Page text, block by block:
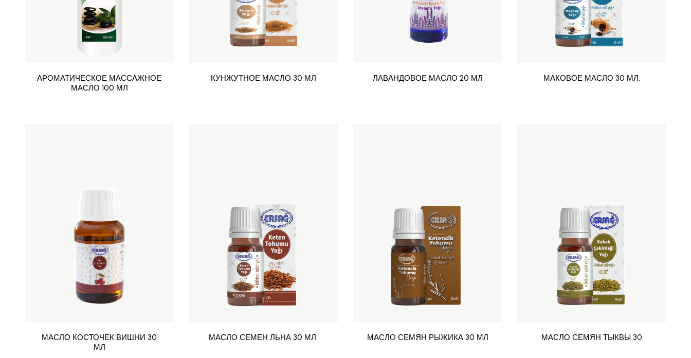
АРОМАТИЧЕСКОЕ МАССАЖНОЕ
МАСЛО 100 МЛ
КУНЖУТНОЕ МАСЛО 30 МЛ ЛАВАНДОВОЕ МАСЛО 20 МЛ МАКОВОЕ МАСЛО 30 МЛ.
МАСЛО КОСТОЧЕК ВИШНИ 30
МЛ
МАСЛО СЕМЕН ЛЬНА 30 МЛ. МАСЛО СЕМЯН РЫЖИКА 30 МЛ МАСЛО СЕМЯН ТЫКВЫ 30